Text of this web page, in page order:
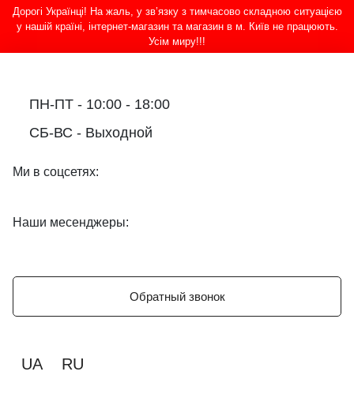
Дорогі Українці! На жаль, у зв’язку з тимчасово складною ситуацією
у нашій країні, інтернет-магазин та магазин в м. Київ не працюють.
Усім миру!!!
ПН-ПТ - 10:00 - 18:00
СБ-ВС - Выходной
Ми в соцсетях:
Наши месенджеры:
Обратный звонок
UA RU